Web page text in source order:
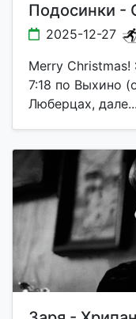
Подосинки -
2025-12-27
Merry Christmas!
7:18 по Выхино
Люберцах, дале...